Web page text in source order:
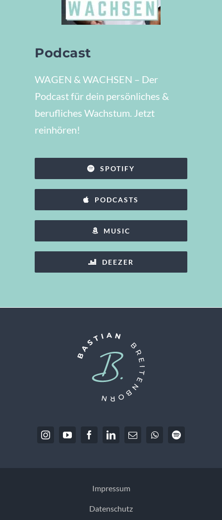
Podcast
WAGEN & WACHSEN – Der
Podcast für dein persönliches &
berufliches Wachstum. Jetzt
reinhören!
SPOTIFY
PODCASTS
MUSIC
DEEZER
Impressum
Datenschutz